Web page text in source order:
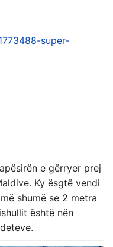
super-
e gërryer prej
Ky ësgtë vendi
shumë se 2 metra
është nën